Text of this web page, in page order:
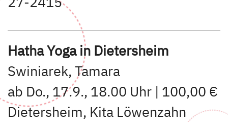
Hatha Yoga in Dietersheim
Swiniarek, Tamara
ab Do., 17.9., 18.00 Uhr | 100,00 €
Dietersheim, Kita Löwenzahn